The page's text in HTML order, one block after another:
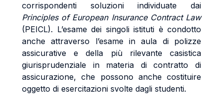
corrispondenti soluzioni individuate dai
Principles of European Insurance Contract Law
(PEICL). L’esame dei singoli istituti è condotto
anche attraverso l’esame in aula di polizze
assicurative e della più rilevante casistica
giurisprudenziale in materia di contratto di
assicurazione, che possono anche costituire
oggetto di esercitazioni svolte dagli studenti.